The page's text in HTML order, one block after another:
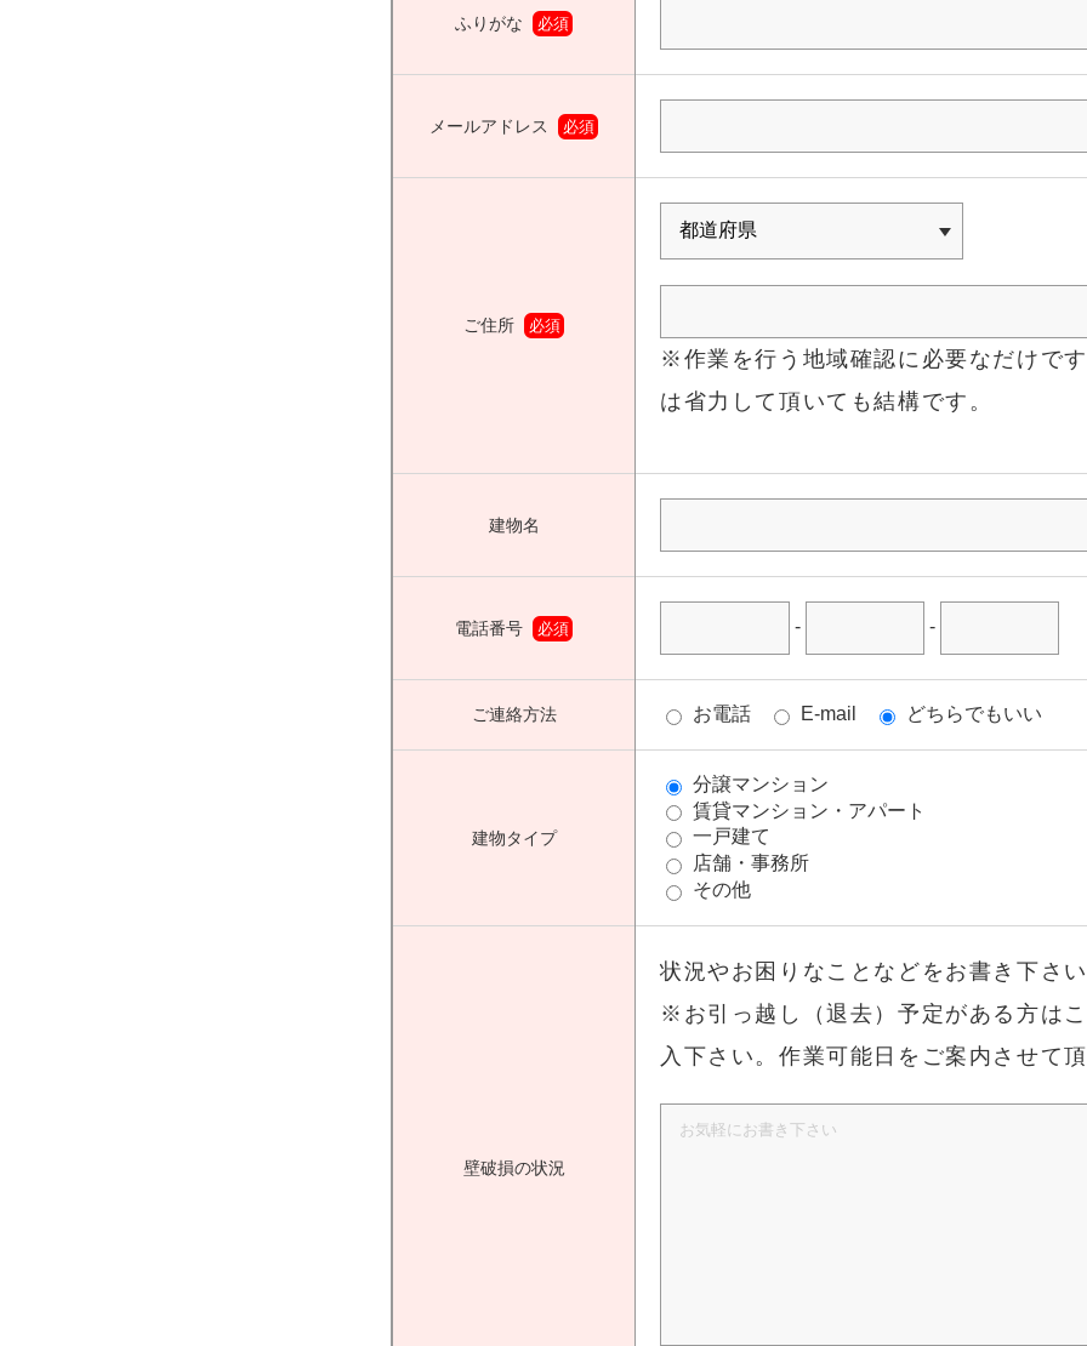
ふりがな 必須
メールアドレス 必須
ご住所 必須
※作業を行う地域確認に必要なだけで
は省力して頂いても結構です。
建物名
電話番号 必須 - -
ご連絡方法 お電話 E-mail どちらでもいい
建物タイプ
分譲マンション
賃貸マンション・アパート
一戸建て
店舗・事務所
その他
壁破損の状況
状況やお困りなことなどをお書き下さい
※お引っ越し（退去）予定がある方は
入下さい。作業可能日をご案内させて頂